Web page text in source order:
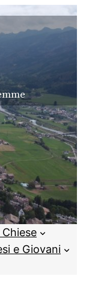
Chiese
e Giovani